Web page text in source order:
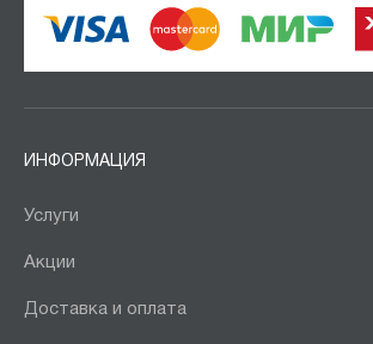
ИНФОРМАЦИЯ
Услуги
Акции
Доставка и оплата